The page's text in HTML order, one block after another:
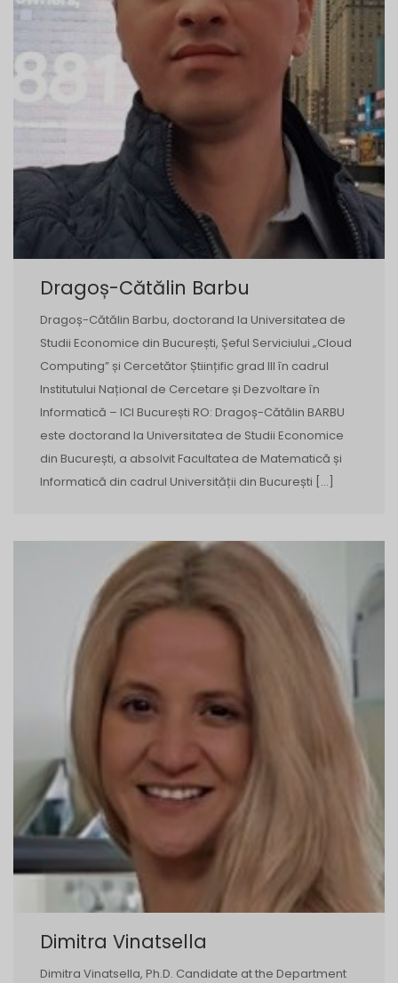
Dragoș-Cătălin Barbu
Dragoș-Cătălin Barbu, doctorand la Universitatea de
Studii Economice din București, Șeful Serviciului „Cloud
Computing” și Cercetător Științific grad III în cadrul
Institutului Național de Cercetare și Dezvoltare în
Informatică – ICI București RO: Dragoș-Cătălin BARBU
este doctorand la Universitatea de Studii Economice
din București, a absolvit Facultatea de Matematică și
Informatică din cadrul Universității din București […]
Dimitra Vinatsella
Dimitra Vinatsella, Ph.D. Candidate at the Department